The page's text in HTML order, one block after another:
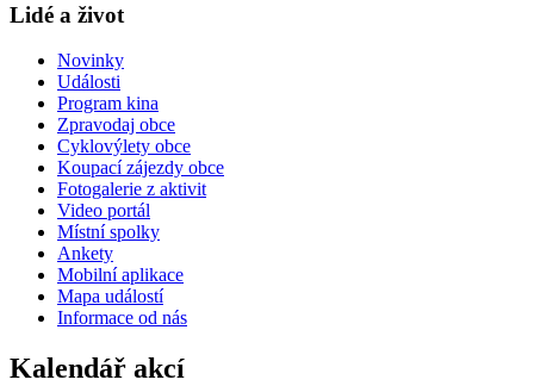
Lidé a život
Novinky
Události
Program kina
Zpravodaj obce
Cyklovýlety obce
Koupací zájezdy obce
Fotogalerie z aktivit
Video portál
Místní spolky
Ankety
Mobilní aplikace
Mapa událostí
Informace od nás
Kalendář akcí